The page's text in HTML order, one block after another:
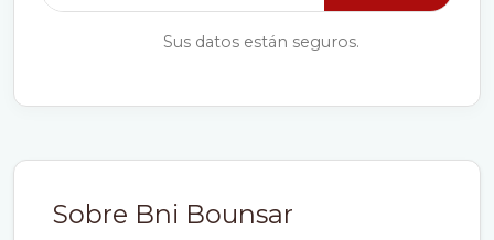
Sobre Bni Bounsar
Sus datos están seguros.